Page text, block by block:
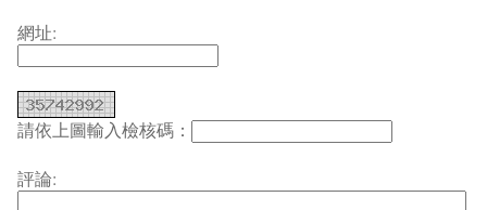
網址:
請依上圖輸入檢核碼：
評論: